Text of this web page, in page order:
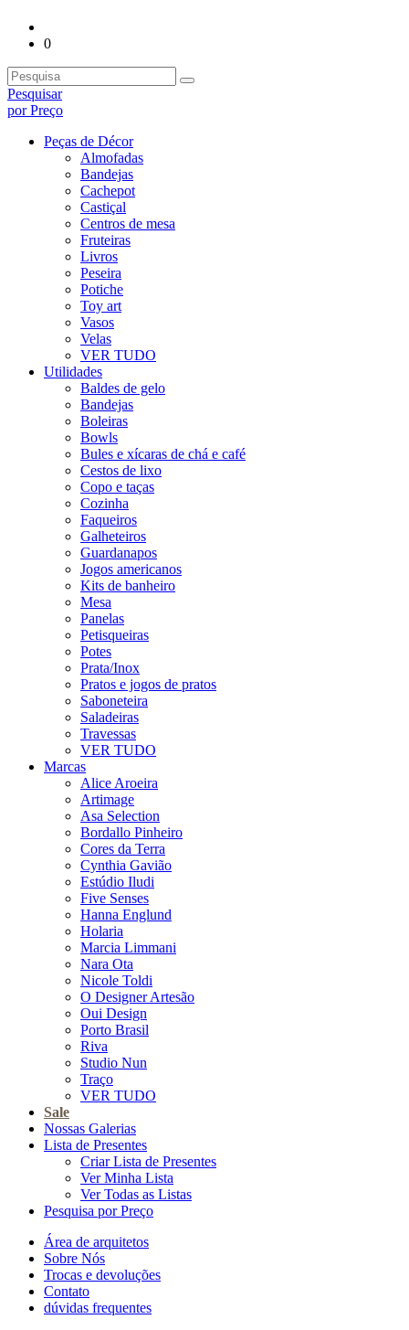
0
Pesquisar
por Preço
Peças de Décor
Almofadas
Bandejas
Cachepot
Castiçal
Centros de mesa
Fruteiras
Livros
Peseira
Potiche
Toy art
Vasos
Velas
VER TUDO
Utilidades
Baldes de gelo
Bandejas
Boleiras
Bowls
Bules e xícaras de chá e café
Cestos de lixo
Copo e taças
Cozinha
Faqueiros
Galheteiros
Guardanapos
Jogos americanos
Kits de banheiro
Mesa
Panelas
Petisqueiras
Potes
Prata/Inox
Pratos e jogos de pratos
Saboneteira
Saladeiras
Travessas
VER TUDO
Marcas
Alice Aroeira
Artimage
Asa Selection
Bordallo Pinheiro
Cores da Terra
Cynthia Gavião
Estúdio Iludi
Five Senses
Hanna Englund
Holaria
Marcia Limmani
Nara Ota
Nicole Toldi
O Designer Artesão
Oui Design
Porto Brasil
Riva
Studio Nun
Traço
VER TUDO
Sale
Nossas Galerias
Lista de Presentes
Criar Lista de Presentes
Ver Minha Lista
Ver Todas as Listas
Pesquisa por Preço
Área de arquitetos
Sobre Nós
Trocas e devoluções
Contato
dúvidas frequentes